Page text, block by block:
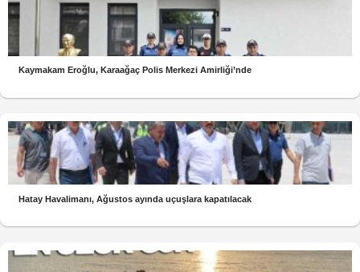
Kaymakam Eroğlu, Karaağaç Polis Merkezi Amirliği’nde
Hatay Havalimanı, Ağustos ayında uçuşlara kapatılacak